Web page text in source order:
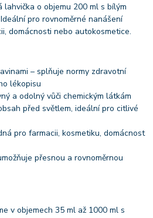
lahvička o objemu 200 ml s bílým
pro rovnoměrné nanášení
domácnosti nebo autokosmetice.
– splňuje normy zdravotní
lékopisu
a odolný vůči chemickým látkám
před světlem, ideální pro citlivé
pro farmacii, kosmetiku, domácnost
přesnou a rovnoměrnou
v objemech 35 ml až 1000 ml s